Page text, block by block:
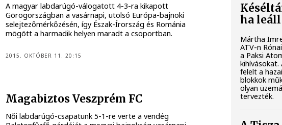
A magyar labdarúgó-válogatott 4-3-ra kikapott
Görögországban a vasárnapi, utolsó Európa-bajnoki
selejtezőmérkőzésén, így Észak-Írország és Románia
mögött a harmadik helyen maradt a csoportban.
2015. OKTÓBER 11. 20:15
Magabiztos Veszprém FC
Női labdarúgó-csapatunk 5-1-re verte a vendég
ha leáll
Mártha
ATV-n
a Paksi
kihívásokat.
felelt a
blokkok
olyan
tervezték.